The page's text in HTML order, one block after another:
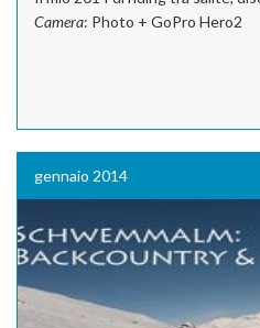
Camera: Photo + GoPro Hero2
gennaio 2014